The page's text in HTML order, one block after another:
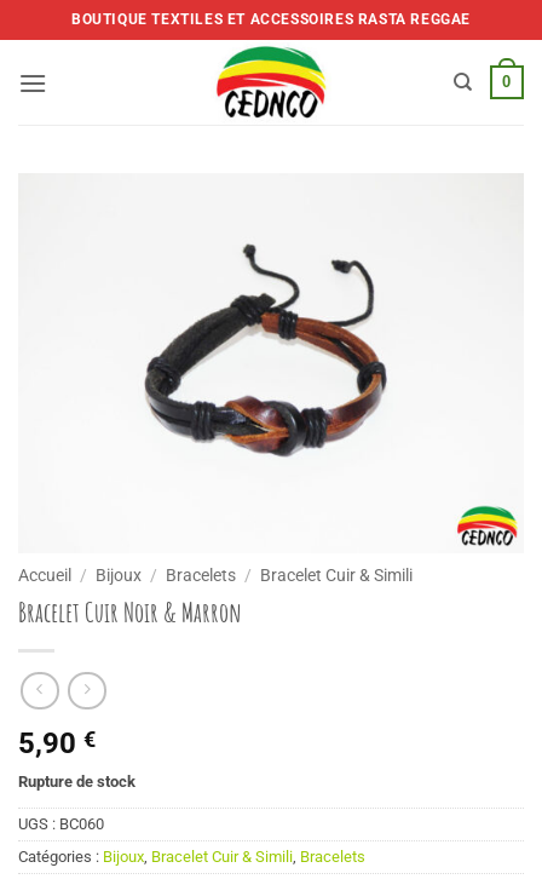
to
BOUTIQUE TEXTILES ET ACCESSOIRES RASTA REGGAE
0
Accueil / Bijoux / Bracelets / Bracelet Cuir & Simili
Bracelet Cuir Noir & Marron
5,90 €
Rupture de stock
UGS : BC060
Catégories : Bijoux, Bracelet Cuir & Simili, Bracelets